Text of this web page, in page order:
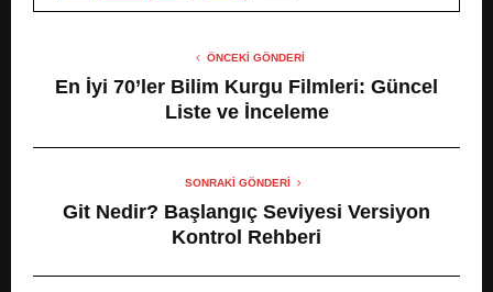
ÖNCEKI GÖNDERI
En İyi 70’ler Bilim Kurgu Filmleri: Güncel
Liste ve İnceleme
SONRAKI GÖNDERI
Git Nedir? Başlangıç Seviyesi Versiyon
Kontrol Rehberi